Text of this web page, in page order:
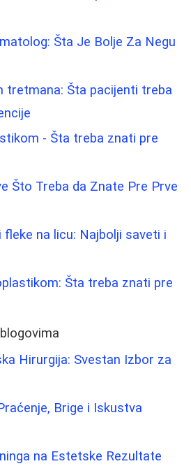
Šta Je Bolje Za Negu
tretmana: Šta pacijenti treba
- Šta treba znati pre
Što Treba da Znate Pre Prve
na licu: Najbolji saveti i
Šta treba znati pre
Hirurgija: Svestan Izbor za
Brige i Iskustva
na Estetske Rezultate